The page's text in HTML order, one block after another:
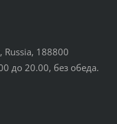
Russia, 188800
до 20.00, без обеда.